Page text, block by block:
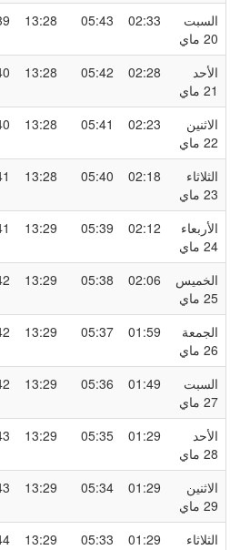
02:33
05:43
13:28
17:39
02:28
05:42
13:28
17:40
02:23
05:41
13:28
17:40
02:18
05:40
13:28
17:41
02:12
05:39
13:29
17:41
02:06
05:38
13:29
17:42
01:59
05:37
13:29
17:42
01:49
05:36
13:29
17:42
01:29
05:35
13:29
17:43
01:29
05:34
13:29
17:43
01:29
05:33
13:29
17:44